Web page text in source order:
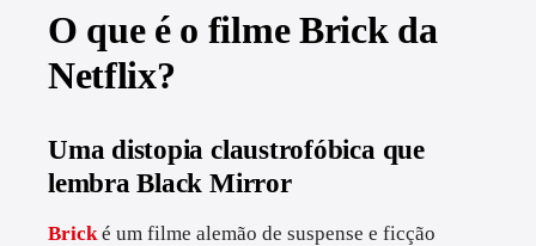
O que é o filme Brick da
Netflix?
Uma distopia claustrofóbica que
lembra Black Mirror
Brick é um filme alemão de suspense e ficção